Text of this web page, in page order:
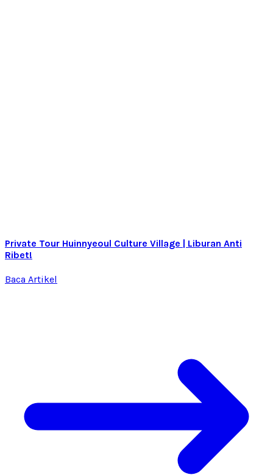
Private Tour Huinnyeoul Culture Village | Liburan Anti
Ribet!
Baca Artikel